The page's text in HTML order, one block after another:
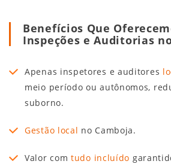
Benefícios Que
Inspeções e Auditorias
Apenas inspetores e auditores
meio período ou autônomos,
suborno.
Gestão local no Camboja.
Valor com tudo incluído